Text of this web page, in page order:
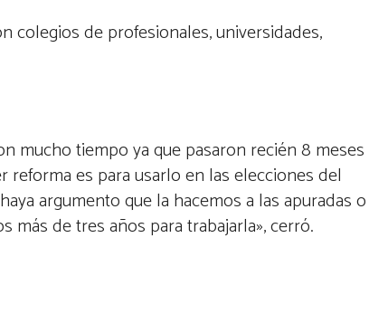
colegios de profesionales, universidades,
mucho tiempo ya que pasaron recién 8 meses
reforma es para usarlo en las elecciones del
argumento que la hacemos a las apuradas o
más de tres años para trabajarla», cerró.